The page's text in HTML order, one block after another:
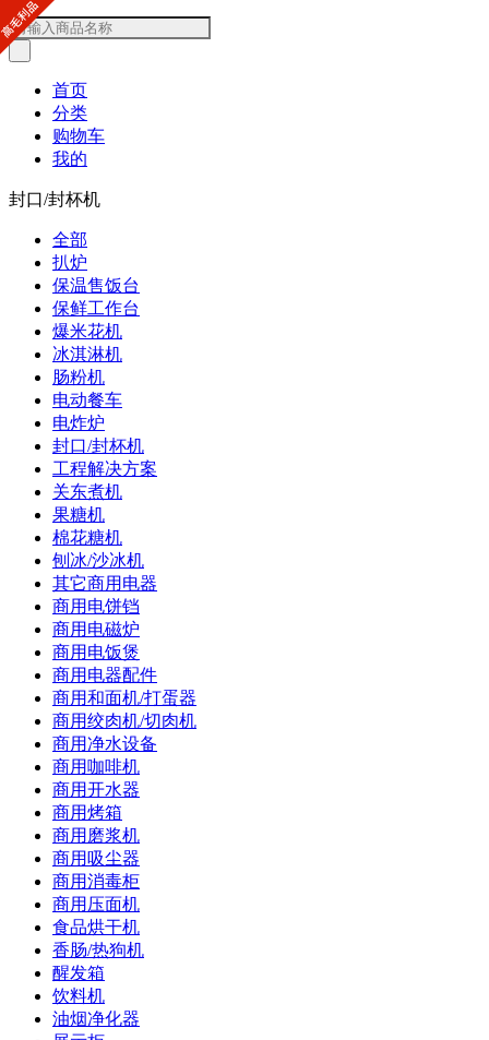
首页
分类
购物车
我的
封口/封杯机
全部
扒炉
保温售饭台
保鲜工作台
爆米花机
冰淇淋机
肠粉机
电动餐车
电炸炉
封口/封杯机
工程解决方案
关东煮机
果糖机
棉花糖机
刨冰/沙冰机
其它商用电器
商用电饼铛
商用电磁炉
商用电饭煲
商用电器配件
商用和面机/打蛋器
商用绞肉机/切肉机
商用净水设备
商用咖啡机
商用开水器
商用烤箱
商用磨浆机
商用吸尘器
商用消毒柜
商用压面机
食品烘干机
香肠/热狗机
醒发箱
饮料机
油烟净化器